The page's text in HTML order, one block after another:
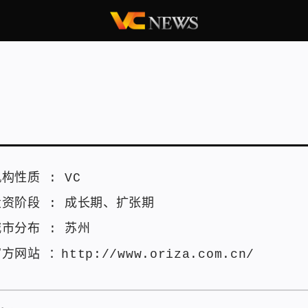
构性质 : VC
资阶段 : 成长期、 扩张期
市分布 : 苏州
网站 ： http://www.oriza.com.cn/